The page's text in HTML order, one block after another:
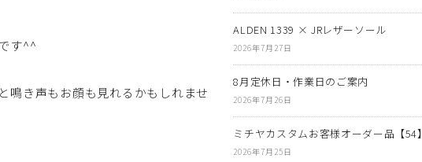
す^^
鳴き声もお顔も見れるかもしれませ
ALDEN 1339 × JRレザーソール
2026年7月27日
8月定休日・作業日のご案内
2026年7月26日
ミチヤカスタムお客様オーダー品【54】
2026年7月25日